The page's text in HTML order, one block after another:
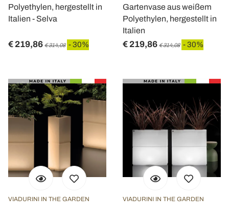
Polyethylen, hergestellt in
Italien - Selva
€ 219,86 € 314,08 - 30%
Gartenvase aus weißem
Polyethylen, hergestellt in
Italien
€ 219,86 € 314,08 - 30%
VIADURINI IN THE GARDEN VIADURINI IN THE GARDEN